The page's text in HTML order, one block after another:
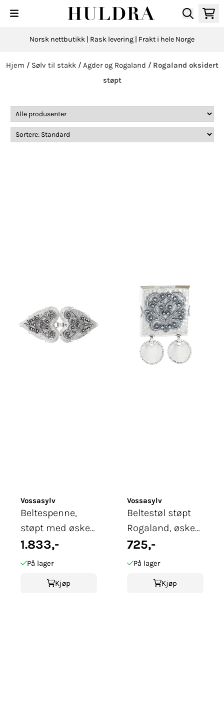
Hopp til innhold
Norsk nettbutikk | Rask levering | Frakt i hele Norge
Hjem / Sølv til stakk / Agder og Rogaland / Rogaland oksidert
støpt
Vossasylv
Beltespenne,
støpt med øsken
og syhull
1.833,-
På lager
Kjøp
Vossasylv
Beltestøl støpt
Rogaland, øsken,
oksidert
725,-
På lager
Kjøp